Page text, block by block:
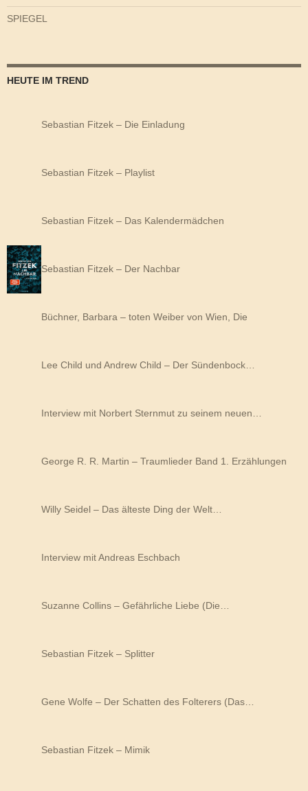
SPIEGEL
HEUTE IM TREND
Sebastian Fitzek – Die Einladung
Sebastian Fitzek – Playlist
Sebastian Fitzek – Das Kalendermädchen
Sebastian Fitzek – Der Nachbar
Büchner, Barbara – toten Weiber von Wien, Die
Lee Child und Andrew Child – Der Sündenbock…
Interview mit Norbert Sternmut zu seinem neuen…
George R. R. Martin – Traumlieder Band 1. Erzählungen
Willy Seidel – Das älteste Ding der Welt…
Interview mit Andreas Eschbach
Suzanne Collins – Gefährliche Liebe (Die…
Sebastian Fitzek – Splitter
Gene Wolfe – Der Schatten des Folterers (Das…
Sebastian Fitzek – Mimik